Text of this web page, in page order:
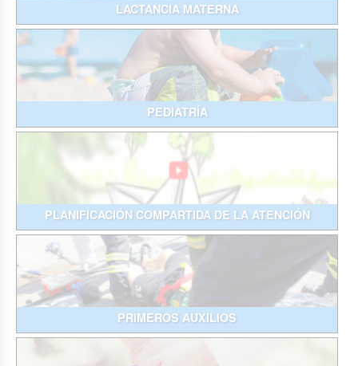
LACTANCIA MATERNA
PEDIATRÍA
PLANIFICACIÓN COMPARTIDA DE LA ATENCIÓN
PRIMEROS AUXILIOS